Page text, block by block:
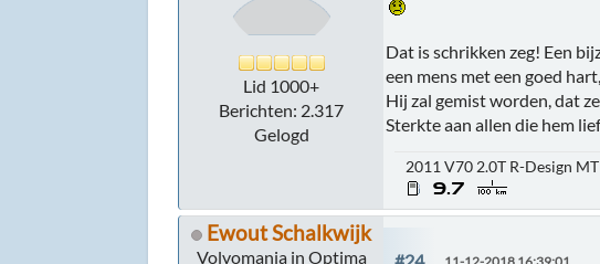
Lid 1000+
Berichten: 2.317
Gelogd
Dat is schrikken zeg! Een
een mens met een goed
Hij zal gemist worden, dat
Sterkte aan allen die hem
2011 V70 2.0T R-Design MT
Ewout Schalkwijk
Volvomania in Optima
#24 11-12-2018 16:39:01